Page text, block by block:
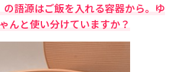
の語源はご飯を入れる容器から。ゆ
んと使い分けていますか？